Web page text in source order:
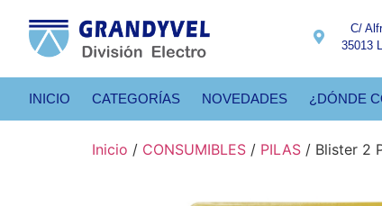
C/
35013
INICIO CATEGORÍAS NOVEDADES ¿DÓNDE
Inicio / CONSUMIBLES / PILAS / Blister 2